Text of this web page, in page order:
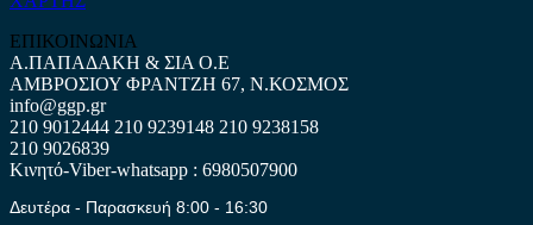
ΕΠΙΚΟΙΝΩΝΙΑ
Α.ΠΑΠΑΔΑΚΗ & ΣΙΑ Ο.Ε
ΑΜΒΡΟΣΙΟΥ ΦΡΑΝΤΖΗ 67, Ν.ΚΟΣΜΟΣ
info@ggp.gr
210 9012444 210 9239148 210 9238158
210 9026839
Κινητό-Viber-whatsapp : 6980507900
Δευτέρα - Παρασκευή 8:00 - 16:30